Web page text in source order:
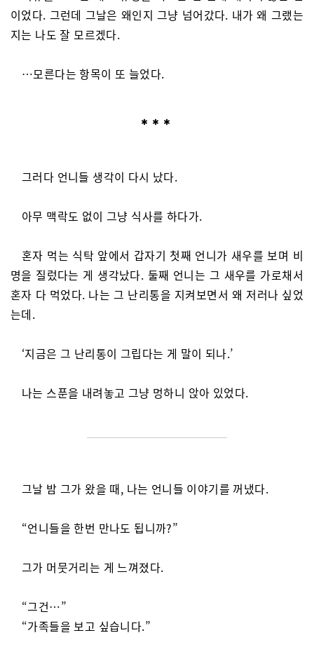
이었다. 그런데 그날은 왜인지 그냥 넘어갔다. 내가 왜 그랬는
지는 나도 잘 모르겠다.
…모른다는 항목이 또 늘었다.
그러다 언니들 생각이 다시 났다.
아무 맥락도 없이 그냥 식사를 하다가.
혼자 먹는 식탁 앞에서 갑자기 첫째 언니가 새우를 보며 비
명을 질렀다는 게 생각났다. 둘째 언니는 그 새우를 가로채서
혼자 다 먹었다. 나는 그 난리통을 지켜보면서 왜 저러나 싶었
는데.
‘지금은 그 난리통이 그립다는 게 말이 되나.’
나는 스푼을 내려놓고 그냥 멍하니 앉아 있었다.
그날 밤 그가 왔을 때, 나는 언니들 이야기를 꺼냈다.
“언니들을 한번 만나도 됩니까?”
그가 머뭇거리는 게 느껴졌다.
“그건…”
“가족들을 보고 싶습니다.”